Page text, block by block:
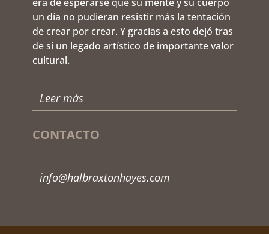
un día no pudieran resistir más la tentación
de crear por crear. Y gracias a esto dejó tras
de sí un legado artístico de importante valor
cultural.
Leer más
CONTACTO
info@halbraxtonhayes.com